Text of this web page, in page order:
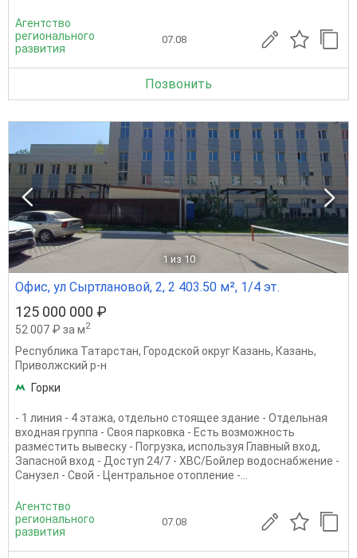
Агентство
регионального
развития
07.08
Позвонить
1 из 10
Офис, ул Сыртлановой, 2, 2 403.50 м², 1/4 эт.
125 000 000 ₽
52 007 ₽ за м2
Республика Татарстан, Городской округ Казань, Казань,
Приволжский р-н
Горки
- 1 линия - 4 этажа, отдельно стоящее здание - Отдельная
входная группа - Своя парковка - Есть возможность
разместить вывеску - Погрузка, используя Главный вход,
Запасной вход - Доступ 24/7 - ХВС/Бойлер водоснабжение -
Санузел - Свой - Центральное отопление -...
Агентство
регионального
развития
07.08